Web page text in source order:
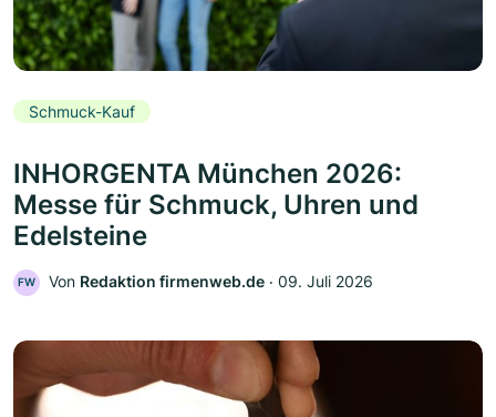
Schmuck-Kauf
INHORGENTA München 2026:
Messe für Schmuck, Uhren und
Edelsteine
FW Von Redaktion firmenweb.de ‧ 09. Juli 2026